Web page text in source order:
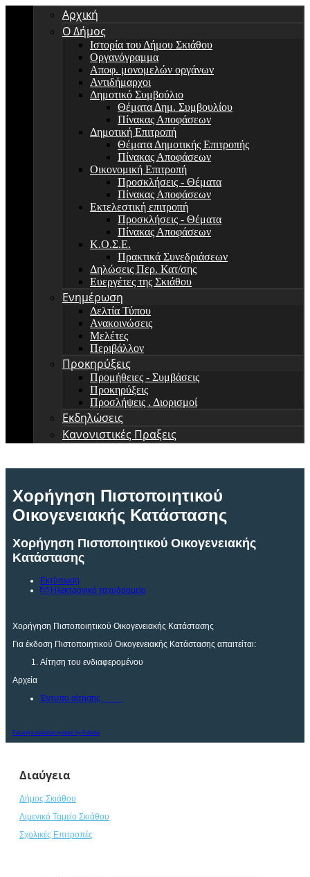
Αρχική
Ο Δήμος
Ιστορία του Δήμου Σκιάθου
Οργανόγραμμα
Αποφ. μονομελών οργάνων
Αντιδήμαρχοι
Δημοτικό Συμβούλιο
Θέματα Δημ. Συμβουλίου
Πίνακας Αποφάσεων
Δημοτική Επιτροπή
Θέματα Δημοτικής Επιτροπής
Πίνακας Αποφάσεων
Οικονομική Επιτροπή
Προσκλήσεις - Θέματα
Πίνακας Αποφάσεων
Εκτελεστική επιτροπή
Προσκλήσεις - Θέματα
Πίνακας Αποφάσεων
Κ.Ο.Σ.Ε.
Πρακτικά Συνεδριάσεων
Δηλώσεις Περ. Κατ/σης
Ευεργέτες της Σκιάθου
Ενημέρωση
Δελτία Τύπου
Ανακοινώσεις
Μελέτες
Περιβάλλον
Προκηρύξεις
Προμήθειες - Συμβάσεις
Προκηρύξεις
Προσλήψεις . Διορισμοί
Εκδηλώσεις
Κανονιστικές Πραξεις
Χορήγηση Πιστοποιητικού
Οικογενειακής Κατάστασης
Χορήγηση Πιστοποιητικού Οικογενειακής
Κατάστασης
Εκτύπωση
Ηλεκτρονικό ταχυδρομείο
Χορήγηση Πιστοποιητικού Οικογενειακής Κατάστασης
Για έκδοση Πιστοποιητικού Οικογενειακής Κατάστασης απαιτείται:
Αίτηση του ενδιαφερομένου
Αρχεία
Έντυπο αίτησης
FaLang translation system by Faboba
Διαύγεια
Δήμος Σκιάθου
Λιμενικό Ταμείο Σκιάθου
Σχολικές Επιτροπές